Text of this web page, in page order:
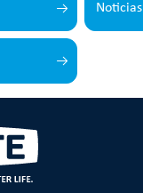
Noticias